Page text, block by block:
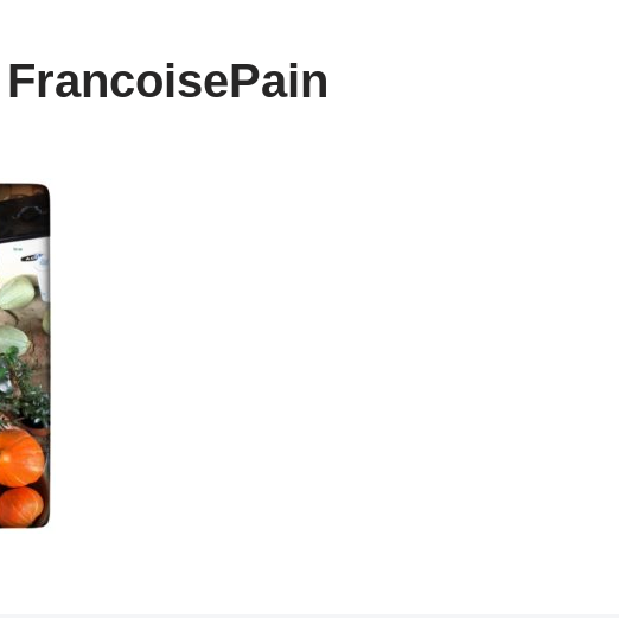
FrancoisePain